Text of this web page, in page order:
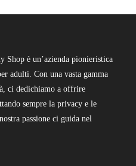
Shop è un’azienda pionieristica
adulti. Con una vasta gamma
ci dedichiamo a offrire
sempre la privacy e le
passione ci guida nel